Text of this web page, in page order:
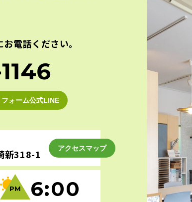
電話ください。
フォーム公式LINE
新318-1
アクセスマップ
6:00